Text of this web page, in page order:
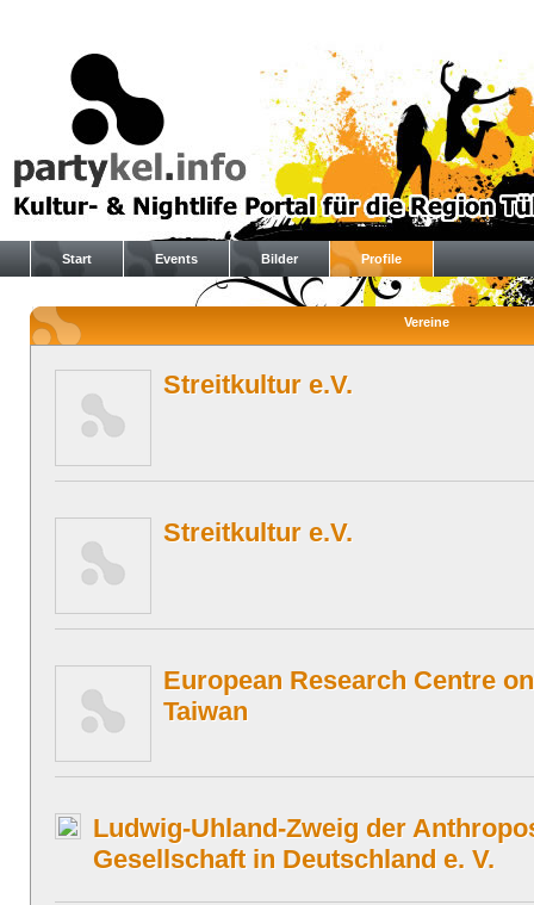
Start Events Bilder Profile
Vereine
Streitkultur e.V.
Streitkultur e.V.
European Research Centre
Taiwan
Ludwig-Uhland-Zweig der
Gesellschaft in Deutschland e. V.